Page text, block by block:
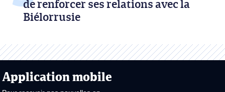
de renforcer ses relations avec la
Biélorrusie
Application mobile